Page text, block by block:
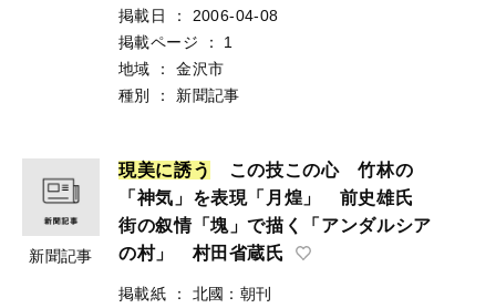
掲載日
：
2006-04-08
掲載ページ
：
1
地域
：
金沢市
種別
： 新聞記事
新聞記事
現美に誘う
この技この心 竹林の
「神気」を表現「月煌」 前史雄氏
街の叙情「塊」で描く「アンダルシア
の村」 村田省蔵氏
掲載紙 ：
北國：朝刊